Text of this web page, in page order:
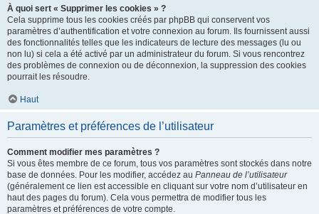
À quoi sert « Supprimer les cookies » ?
Cela supprime tous les cookies créés par phpBB qui conservent vos
paramètres d’authentification et votre connexion au forum. Ils fournissent aussi
des fonctionnalités telles que les indicateurs de lecture des messages (lu ou
non lu) si cela a été activé par un administrateur du forum. Si vous rencontrez
des problèmes de connexion ou de déconnexion, la suppression des cookies
pourrait les résoudre.
Haut
Paramètres et préférences de l’utilisateur
Comment modifier mes paramètres ?
Si vous êtes membre de ce forum, tous vos paramètres sont stockés dans notre
base de données. Pour les modifier, accédez au Panneau de l’utilisateur
(généralement ce lien est accessible en cliquant sur votre nom d’utilisateur en
haut des pages du forum). Cela vous permettra de modifier tous les
paramètres et préférences de votre compte.